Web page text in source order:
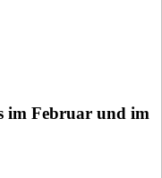
im Februar und im